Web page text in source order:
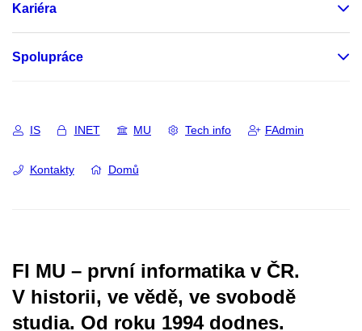
Kariéra
Spolupráce
IS INET MU Tech info FAdmin
Kontakty Domů
FI MU – první informatika v ČR.
V historii, ve vědě, ve svobodě
studia. Od roku 1994 dodnes.